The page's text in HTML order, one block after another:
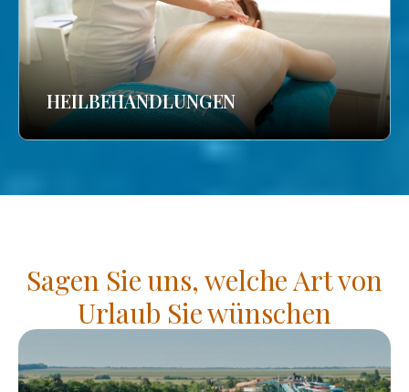
HEILBEHANDLUNGEN
Sagen Sie uns, welche Art von
Urlaub Sie wünschen